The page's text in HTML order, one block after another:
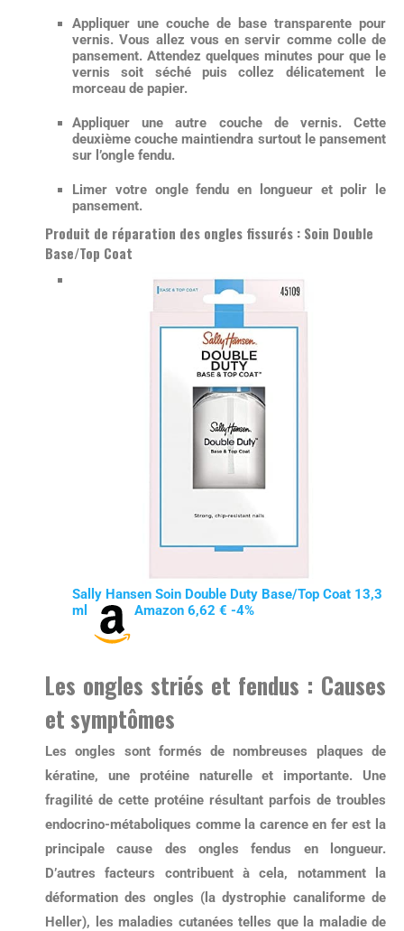
Appliquer une couche de base transparente pour
vernis. Vous allez vous en servir comme colle de
pansement. Attendez quelques minutes pour que le
vernis soit séché puis collez délicatement le
morceau de papier.
Appliquer une autre couche de vernis. Cette
deuxième couche maintiendra surtout le pansement
sur l’ongle fendu.
Limer votre ongle fendu en longueur et polir le
pansement.
Produit de réparation des ongles fissurés : Soin Double
Base/Top Coat
Sally Hansen Soin Double Duty Base/Top Coat 13,3
ml
Amazon 6,62 € -4%
Les ongles striés et fendus : Causes
et symptômes
Les ongles sont formés de nombreuses plaques de
kératine, une protéine naturelle et importante. Une
fragilité de cette protéine résultant parfois de troubles
endocrino-métaboliques comme la carence en fer est la
principale cause des ongles fendus en longueur.
D’autres facteurs contribuent à cela, notamment la
déformation des ongles (la dystrophie canaliforme de
Heller), les maladies cutanées telles que la maladie de